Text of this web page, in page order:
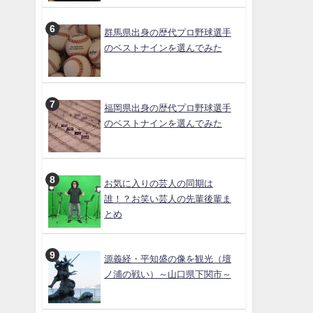
群馬県出身の歴代プロ野球選手
のベストナインを選んでみた
福岡県出身の歴代プロ野球選手
のベストナインを選んでみた
お気に入りの芸人の同期は
誰！？お笑い芸人の先輩後輩ま
とめ
源義経・平知盛の像を観光（壇
ノ浦の戦い）～山口県下関市～